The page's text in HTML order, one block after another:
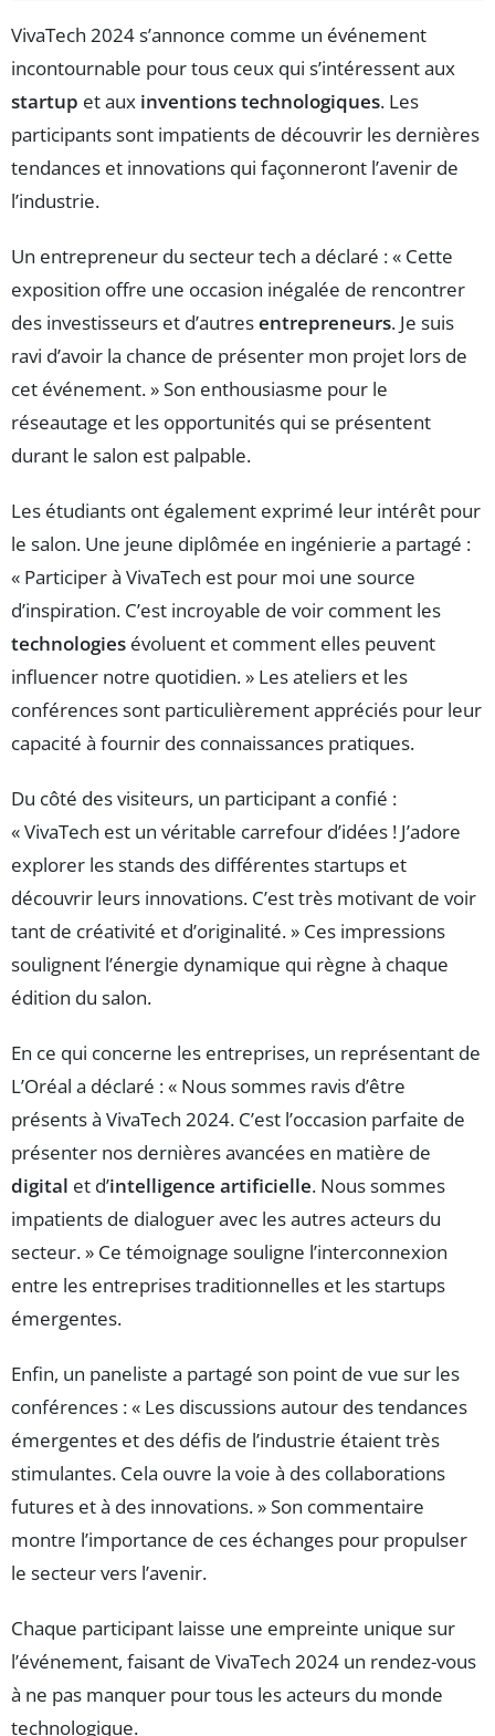
VivaTech 2024 s’annonce comme un événement
incontournable pour tous ceux qui s’intéressent aux
startup et aux inventions technologiques. Les
participants sont impatients de découvrir les dernières
tendances et innovations qui façonneront l’avenir de
l’industrie.
Un entrepreneur du secteur tech a déclaré : « Cette
exposition offre une occasion inégalée de rencontrer
des investisseurs et d’autresentrepreneurs. Je suis
ravi d’avoir la chance de présenter mon projet lors de
cet événement. » Son enthousiasme pour le
réseautage et les opportunités qui se présentent
durant le salon est palpable.
Les étudiants ont également exprimé leur intérêt pour
le salon. Une jeune diplômée en ingénierie a partagé :
« Participer à VivaTech est pour moi une source
d’inspiration. C’est incroyable de voir comment les
technologies évoluent et comment elles peuvent
influencer notre quotidien. » Les ateliers et les
conférences sont particulièrement appréciés pour leur
capacité à fournir des connaissances pratiques.
Du côté des visiteurs, un participant a confié :
« VivaTech est un véritable carrefour d’idées ! J’adore
explorer les stands des différentes startups et
découvrir leurs innovations. C’est très motivant de voir
tant de créativité et d’originalité. » Ces impressions
soulignent l’énergie dynamique qui règne à chaque
édition du salon.
En ce qui concerne les entreprises, un représentant de
L’Oréal a déclaré : « Nous sommes ravis d’être
présents à VivaTech 2024. C’est l’occasion parfaite de
présenter nos dernières avancées en matière de
digital et d’intelligence artificielle. Nous sommes
impatients de dialoguer avec les autres acteurs du
secteur. » Ce témoignage souligne l’interconnexion
entre les entreprises traditionnelles et les startups
émergentes.
Enfin, un paneliste a partagé son point de vue sur les
conférences : « Les discussions autour des tendances
émergentes et des défis de l’industrie étaient très
stimulantes. Cela ouvre la voie à des collaborations
futures et à des innovations. » Son commentaire
montre l’importance de ces échanges pour propulser
le secteur vers l’avenir.
Chaque participant laisse une empreinte unique sur
l’événement, faisant de VivaTech 2024 un rendez-vous
à ne pas manquer pour tous les acteurs du monde
technologique.